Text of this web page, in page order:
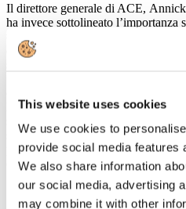
This website uses cookies
We use cookies to
provide social media features
We also share information
our social media, advertising
may combine it with other
Il direttore generale di ACE,
ha invece sottolineato l’importanza
#PaperPresents che illustra l’
delle foreste di tutta la filiera
livello europeo, prenderà il via
settembre. CEPI, FEFCO, ACE e
sono inoltre impegnati a piantare
partecipanti a #PaperPresents.
(clicca sul link per vedere il video)